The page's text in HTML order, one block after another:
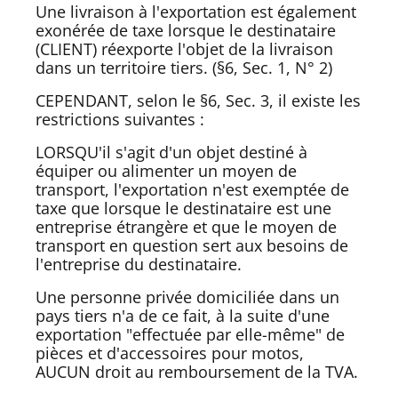
Une livraison à l'exportation est également
exonérée de taxe lorsque le destinataire
(CLIENT) réexporte l'objet de la livraison
dans un territoire tiers. (§6, Sec. 1, N° 2)
CEPENDANT, selon le §6, Sec. 3, il existe les
restrictions suivantes :
LORSQU'il s'agit d'un objet destiné à
équiper ou alimenter un moyen de
transport, l'exportation n'est exemptée de
taxe que lorsque le destinataire est une
entreprise étrangère et que le moyen de
transport en question sert aux besoins de
l'entreprise du destinataire.
Une personne privée domiciliée dans un
pays tiers n'a de ce fait, à la suite d'une
exportation "effectuée par elle-même" de
pièces et d'accessoires pour motos,
AUCUN droit au remboursement de la TVA.